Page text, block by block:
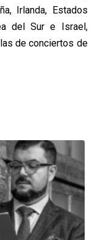
Irlanda, Estados
del Sur e Israel,
de conciertos de